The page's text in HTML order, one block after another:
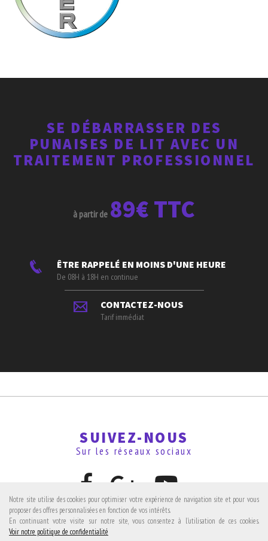
SE DÉBARRASSER DES
PUNAISES DE LIT AVEC UN
TRAITEMENT PROFESSIONNEL
à partir de 89€ TTC
ÊTRE RAPPELÉ EN MOINS D'UNE HEURE
De 08H à 18H en continue
CONTACTEZ-NOUS
Tarif immédiat
SUIVEZ-NOUS
Sur les réseaux sociaux
Notre site utilise des cookies pour optimiser votre expérience de navigation site et pour vous
proposer des offres personnalisées en fonction de vos intérêts.
En continuant votre visite sur notre site, vous consentez à l'utilisation de ces cookies.
Voir notre politique de confidentialité